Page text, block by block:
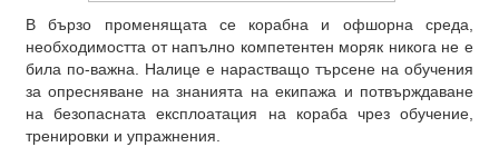
В бързо променящата се корабна и офшорна среда,
необходимостта от напълно компетентен моряк никога не е
била по-важна. Налице е нарастващо търсене на обучения
за опресняване на знанията на екипажа и потвърждаване
на безопасната експлоатация на кораба чрез обучение,
тренировки и упражнения.